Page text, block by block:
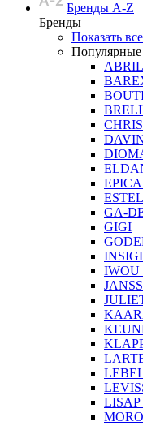
Бренды A-Z
Бренды
Показать
Популярные
GA-
GIGI
IWOU